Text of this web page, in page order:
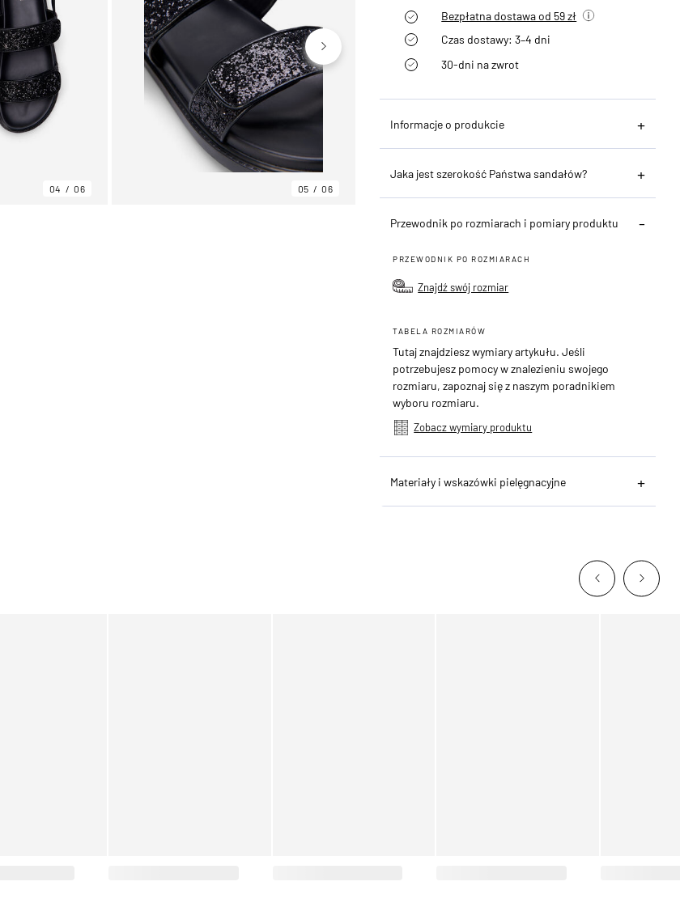
04 06 05 06
Bezpłatna dostawa od 59 zł
Czas dostawy: 3–4 dni
30-dni na zwrot
Informacje o produkcie
Jaka jest szerokość Państwa sandałów?
Przewodnik po rozmiarach i pomiary produktu
PRZEWODNIK PO ROZMIARACH
Znajdź swój rozmiar
TABELA ROZMIARÓW
Tutaj znajdziesz wymiary artykułu. Jeśli
potrzebujesz pomocy w znalezieniu swojego
rozmiaru, zapoznaj się z naszym poradnikiem
wyboru rozmiaru.
Zobacz wymiary produktu
Materiały i wskazówki pielęgnacyjne